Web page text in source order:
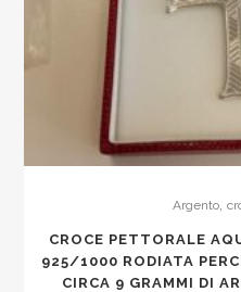
Argento
CROCE PETTORALE
925/1000 RODIATA
CIRCA 9 GRAMMI DI